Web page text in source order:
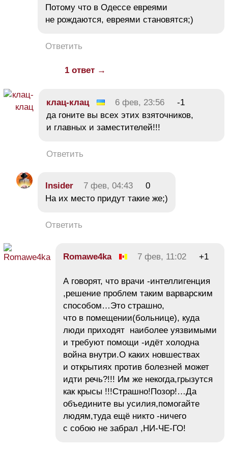
Потому что в Одессе евреями
не рождаются, евреями становятся;)
Ответить
1 ответ →
клац-клац 6 фев, 23:56
-1
да гоните вы всех этих взяточников,
и главных и заместителей!!!
Ответить
Insider 7 фев, 04:43
0
На их место придут такие же;)
Ответить
Romawe4ka 7 фев, 11:02 +1
А говорят, что врачи -интеллигенция
,решение проблем таким варварским
способом…Это страшно,
что в помещении(больнице), куда
люди приходят наиболее уязвимыми
и требуют помощи -идёт холодна
война внутри.О каких новшествах
и открытиях против болезней может
идти речь?!!! Им же некогда,грызутся
как крысы !!!Страшно!Позор!…Да
объедините вы усилия,помогайте
людям,туда ещё никто -ничего
с собою не забрал ,НИ-ЧЕ-ГО!